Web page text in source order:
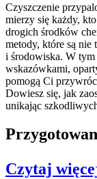
Czyszczenie
mierzy się każdy,
drogich środków
metody, które są nie
i środowiska. W
wskazówkami,
pomogą Ci
Dowiesz się, jak
unikając
Czytaj